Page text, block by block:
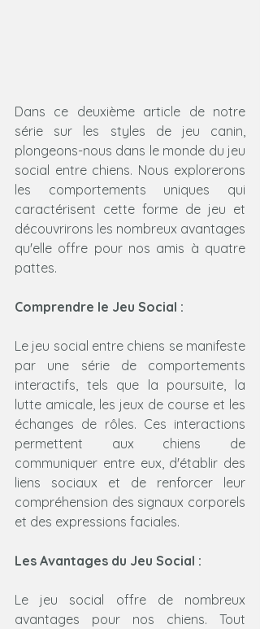
Dans ce deuxième article de notre
série sur les styles de jeu canin,
plongeons-nous dans le monde du jeu
social entre chiens. Nous explorerons
les comportements uniques qui
caractérisent cette forme de jeu et
découvrirons les nombreux avantages
qu'elle offre pour nos amis à quatre
pattes.
Comprendre le Jeu Social :
Le jeu social entre chiens se manifeste
par une série de comportements
interactifs, tels que la poursuite, la
lutte amicale, les jeux de course et les
échanges de rôles. Ces interactions
permettent aux chiens de
communiquer entre eux, d'établir des
liens sociaux et de renforcer leur
compréhension des signaux corporels
et des expressions faciales.
Les Avantages du Jeu Social :
Le jeu social offre de nombreux
avantages pour nos chiens. Tout